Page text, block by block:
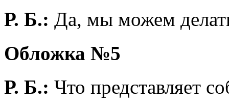
Р. Б.: Да, мы можем
Обложка №5
Р. Б.: Что представляет